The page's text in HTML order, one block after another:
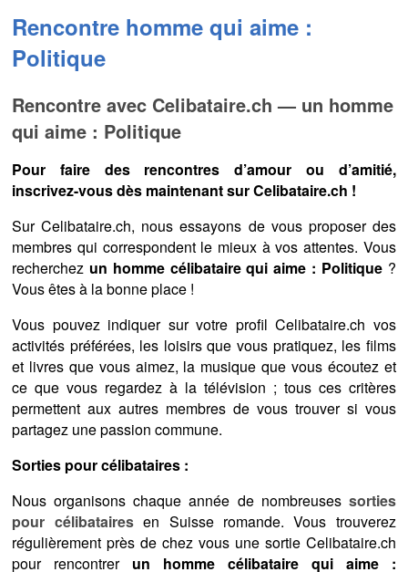
Rencontre homme qui aime :
Politique
Rencontre avec Celibataire.ch — un homme
qui aime : Politique
Pour faire des rencontres d’amour ou d’amitié,
inscrivez-vous dès maintenant sur Celibataire.ch !
Sur Celibataire.ch, nous essayons de vous proposer des
membres qui correspondent le mieux à vos attentes. Vous
recherchez un homme célibataire qui aime : Politique?
Vous êtes à la bonne place !
Vous pouvez indiquer sur votre profil Celibataire.ch vos
activités préférées, les loisirs que vous pratiquez, les films
et livres que vous aimez, la musique que vous écoutez et
ce que vous regardez à la télévision ; tous ces critères
permettent aux autres membres de vous trouver si vous
partagez une passion commune.
Sorties pour célibataires :
Nous organisons chaque année de nombreuses sorties
pour célibatairesen Suisse romande. Vous trouverez
régulièrement près de chez vous une sortie Celibataire.ch
pour rencontrer un homme célibataire qui aime :